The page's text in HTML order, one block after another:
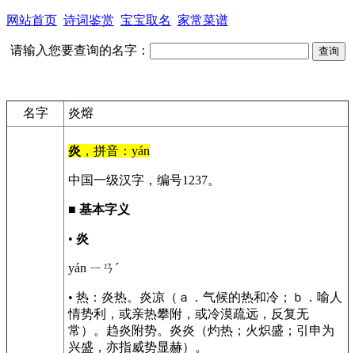
网站首页 诗词鉴赏 宝宝取名 家常菜谱
请输入您要查询的名字：
名字 炎熔
炎 ，拼音：yán
中国一级汉字，编号1237。
■ 基本字义
• 炎
yán ㄧㄢˊ
• 热：炎热。炎凉（ａ．气候的热和冷；ｂ．喻人
情势利，或亲热攀附，或冷漠疏远，反复无
常）。趋炎附势。炎炎（灼热；火炽盛；引申为
兴盛，亦指威势显赫）。